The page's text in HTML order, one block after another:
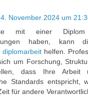
November 2024 um
mit einer Diplom
haben, kann
diplomarbeit helfen.
um Forschung,
dass Ihre Arbeit
Standards entspricht,
für andere